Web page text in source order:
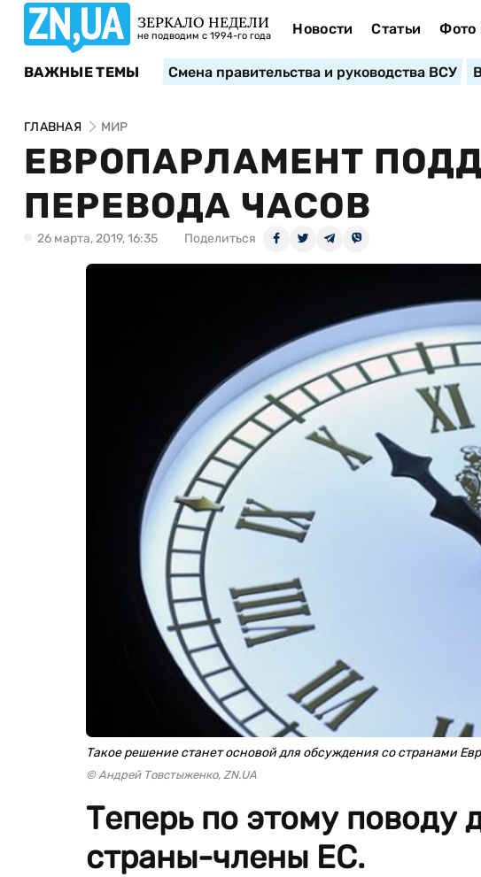
ЗЕРКАЛО НЕДЕЛИ
не подводим с 1994-го года Новости Статьи Фото
ВАЖНЫЕ ТЕМЫ Смена правительства и руководства ВСУ
ГЛАВНАЯ МИР
ЕВРОПАРЛАМЕНТ
ПЕРЕВОДА ЧАСОВ
26 марта, 2019, 16:35 Поделиться
Такое решение станет основой для обсуждения со странами
© Андрей Товстыженко, ZN.UA
Теперь по этому поводу
страны-члены ЕС.